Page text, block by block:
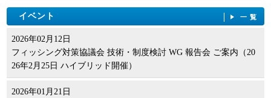
イベント 一覧
2026年02月12日
フィッシング対策協議会 技術・制度検討 WG 報告会 ご案内（20
26年2月25日 ハイブリッド開催）
2026年01月21日